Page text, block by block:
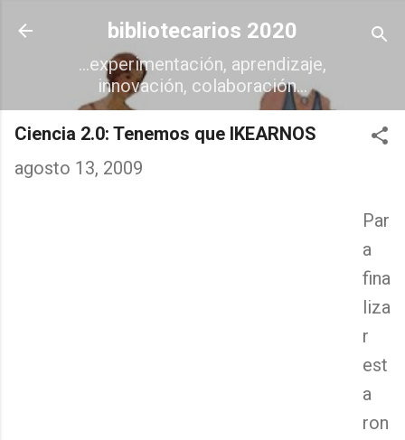
Ir al contenido principal
bibliotecarios 2020
...experimentación, aprendizaje,
innovación, colaboración...
Ciencia 2.0: Tenemos que IKEARNOS
agosto 13, 2009
Par
a
fina
liza
r
est
a
ron